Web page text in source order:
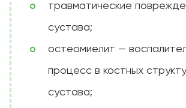
травматические
сустава;
остеомиелит —
процесс в костных
сустава;